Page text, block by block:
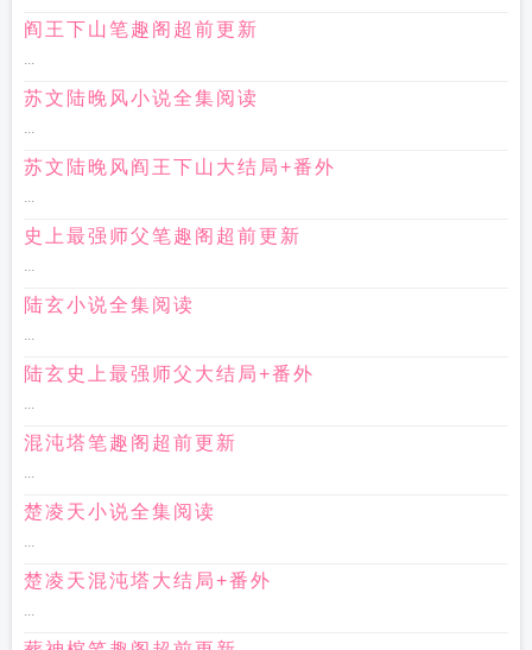
阎王下山笔趣阁超前更新
...
苏文陆晚风小说全集阅读
...
苏文陆晚风阎王下山大结局+番外
...
史上最强师父笔趣阁超前更新
...
陆玄小说全集阅读
...
陆玄史上最强师父大结局+番外
...
混沌塔笔趣阁超前更新
...
楚凌天小说全集阅读
...
楚凌天混沌塔大结局+番外
...